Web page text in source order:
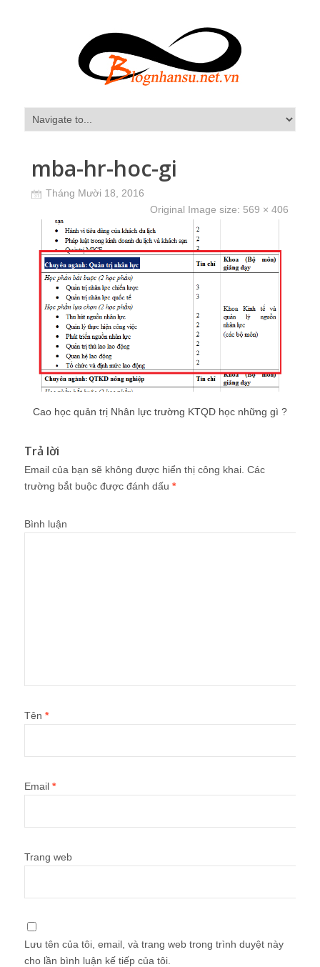
mba-hr-hoc-gi
Tháng Mười 18, 2016
Original Image size: 569 × 406
Cao học quản trị Nhân lực trường KTQD học những gì ?
Trả lời
Email của bạn sẽ không được hiển thị công khai. Các
trường bắt buộc được đánh dấu *
Bình luận
Tên *
Email *
Trang web
Lưu tên của tôi, email, và trang web trong trình duyệt này
cho lần bình luận kế tiếp của tôi.